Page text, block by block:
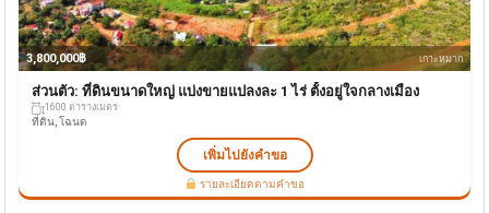
3,800,000฿ เกาะหมาก
ส่วนตัว: ที่ดินขนาดใหญ่ แบ่งขายแปลงละ 1 ไร่ ตั้งอยู่ใจกลางเมือง
1600 ตารางเมตร
ที่ดิน, โฉนด
เพิ่มไปยังคำขอ
รายละเอียดตามคำขอ